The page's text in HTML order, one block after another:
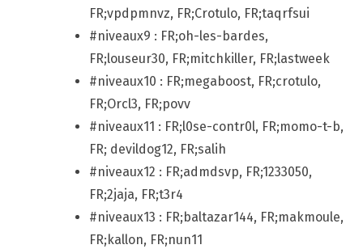
FR;vpdpmnvz, FR;Crotulo, FR;taqrfsui
#niveaux9 : FR;oh-les-bardes,
FR;louseur30, FR;mitchkiller, FR;lastweek
#niveaux10 : FR;megaboost, FR;crotulo,
FR;Orcl3, FR;povv
#niveaux11 : FR;l0se-contr0l, FR;momo-t-b,
FR; devildog12, FR;salih
#niveaux12 : FR;admdsvp, FR;1233050,
FR;2jaja, FR;t3r4
#niveaux13 : FR;baltazar144, FR;makmoule,
FR;kallon, FR;nun11